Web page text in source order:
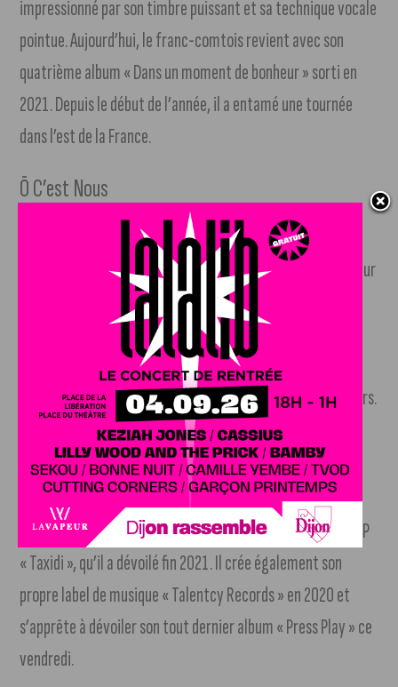
impressionné par son timbre puissant et sa technique vocale
pointue. Aujourd’hui, le franc-comtois revient avec son
quatrième album « Dans un moment de bonheur » sorti en
2021. Depuis le début de l’année, il a entamé une tournée
dans l’est de la France.
Õ C’est Nous
Le trio Õ c’est nous, c’est trois amies d’enfance qui
partagent la même passion pour la musique. Jamais sans leur
ukulélé, leur guitare et leurs percussions, les trois voix de
Carole, Grace et Lau vous embarquent sur leur vague pop-
folk solaire. Õ c’est nous s’est notamment retrouvé en
première partie des concerts d’Amir et de Boulevard des Airs.
Olympe
Depuis son passage dans la saison 2 de « The Voice », où il
terminera finaliste, Olympe a sorti quatre projets, dont l’EP
« Taxidi », qu’il a dévoilé fin 2021. Il crée également son
propre label de musique « Talentcy Records » en 2020 et
s’apprête à dévoiler son tout dernier album « Press Play » ce
vendredi.